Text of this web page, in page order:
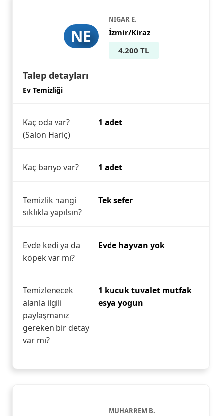
NE
NIGAR E.
İzmir/Kiraz
4.200 TL
Talep detayları
Ev Temizliği
Kaç oda var?
(Salon Hariç)
1 adet
Kaç banyo var? 1 adet
Temizlik hangi
sıklıkla yapılsın?
Tek sefer
Evde kedi ya da
köpek var mı?
Evde hayvan yok
Temizlenecek
alanla ilgili
paylaşmanız
gereken bir detay
var mı?
1 kucuk tuvalet mutfak
esya yogun
MUHARREM B.